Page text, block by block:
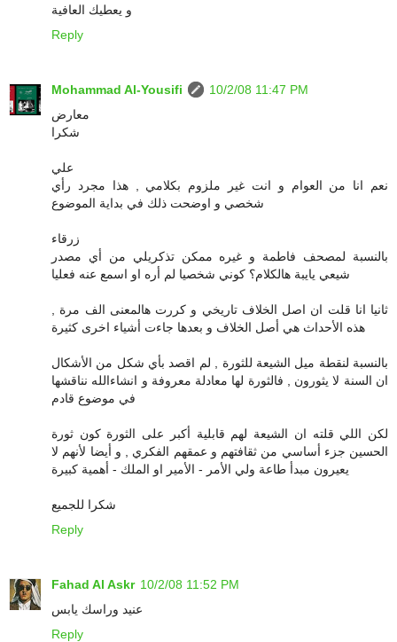
و يعطيك العافية
Reply
Mohammad Al-Yousifi
10/2/08 11:47 PM
معارض
شكرا
علي
نعم انا من العوام و انت غير ملزوم بكلامي , هذا مجرد رأي
شخصي و اوضحت ذلك في بداية الموضوع
زرقاء
بالنسبة لمصحف فاطمة و غيره ممكن تذكريلي من أي مصدر
شيعي يايبة هالكلام؟ كوني شخصيا لم أره او اسمع عنه فعليا
ثانيا انا قلت ان اصل الخلاف تاريخي و كررت هالمعنى الف مرة ,
هذه الأحداث هي أصل الخلاف و بعدها جاءت أشياء اخرى كثيرة
بالنسبة لنقطة ميل الشيعة للثورة , لم اقصد بأي شكل من الأشكال
ان السنة لا يثورون , فالثورة لها معادلة معروفة و انشاءالله نناقشها
في موضوع قادم
لكن اللي قلته ان الشيعة لهم قابلية أكبر على الثورة كون ثورة
الحسين جزء أساسي من ثقافتهم و عمقهم الفكري , و أيضا لأنهم لا
يعيرون مبدأ طاعة ولي الأمر - الأمير او الملك - أهمية كبيرة
شكرا للجميع
Reply
Fahad Al Askr 10/2/08 11:52 PM
عنيد وراسك يابس
Reply